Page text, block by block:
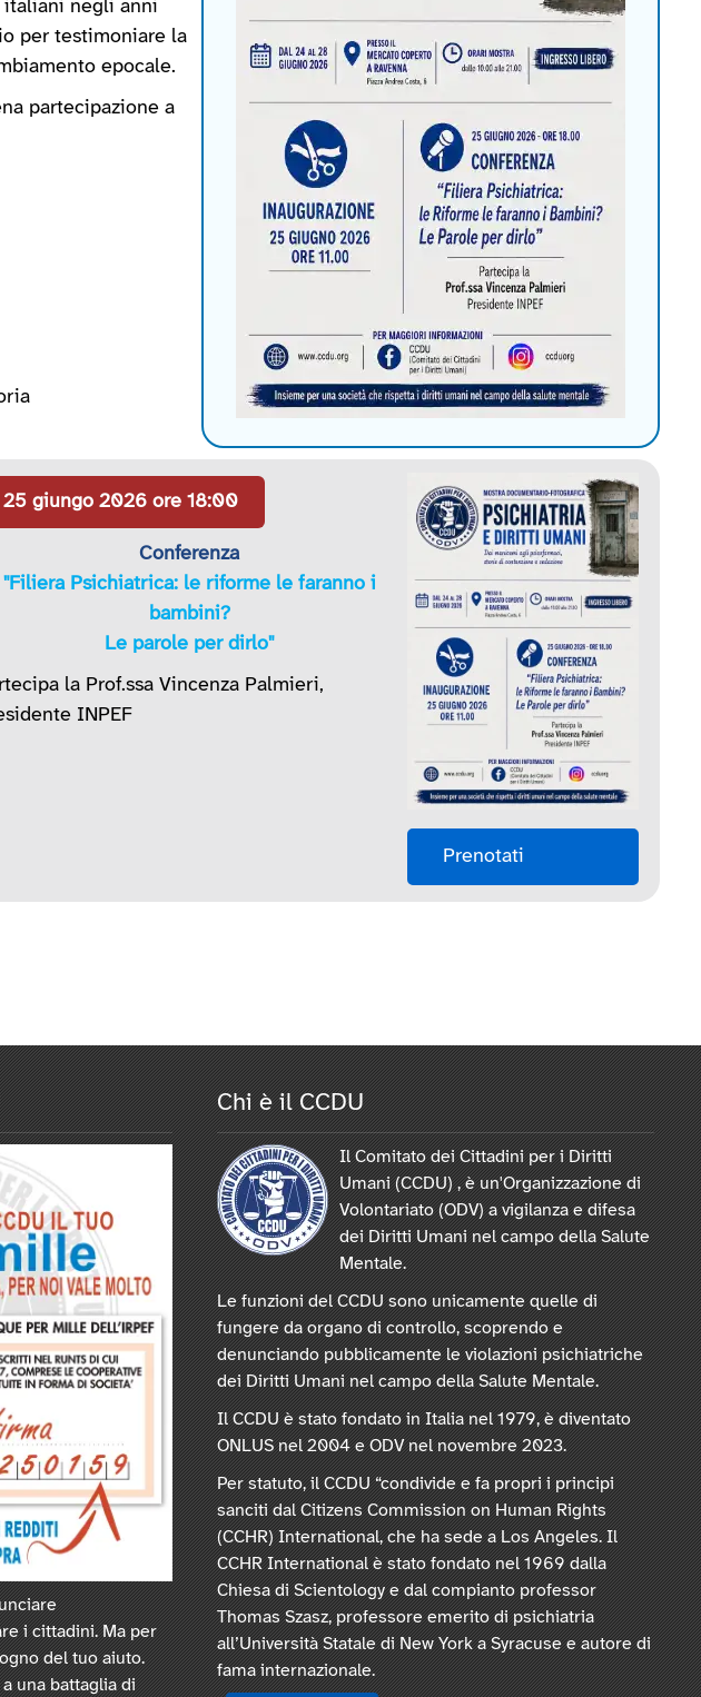
italiani negli anni
per testimoniare la
epocale.
partecipazione a
25 giungo 2026 ore 18:00
Prenotati
Conferenza
"Filiera Psichiatrica: le riforme le faranno i
bambini?
Le parole per dirlo"
la Prof.ssa Vincenza Palmieri,
INPEF
i cittadini. Ma per
del tuo aiuto.
una battaglia di
Chi è il CCDU
Il Comitato dei Cittadini per i Diritti
Umani (CCDU) , è un'Organizzazione di
Volontariato (ODV) a vigilanza e difesa
dei Diritti Umani nel campo della Salute
Mentale.
Le funzioni del CCDU sono unicamente quelle di
fungere da organo di controllo, scoprendo e
denunciando pubblicamente le violazioni psichiatriche
dei Diritti Umani nel campo della Salute Mentale.
Il CCDU è stato fondato in Italia nel 1979, è diventato
ONLUS nel 2004 e ODV nel novembre 2023.
Per statuto, il CCDU “condivide e fa propri i principi
sanciti dal Citizens Commission on Human Rights
(CCHR) International, che ha sede a Los Angeles. Il
CCHR International è stato fondato nel 1969 dalla
Chiesa di Scientology e dal compianto professor
Thomas Szasz, professore emerito di psichiatria
all’Università Statale di New York a Syracuse e autore di
fama internazionale.